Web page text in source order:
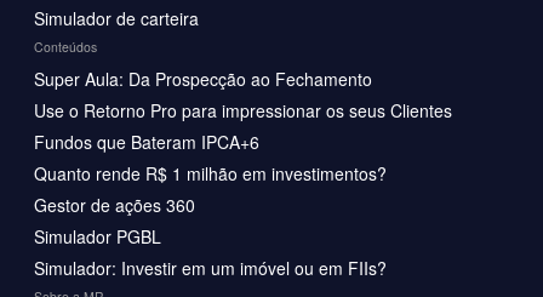
Simulador de carteira
Conteúdos
Super Aula: Da Prospecção ao Fechamento
Use o Retorno Pro para impressionar os seus Clientes
Fundos que Bateram IPCA+6
Quanto rende R$ 1 milhão em investimentos?
Gestor de ações 360
Simulador PGBL
Simulador: Investir em um imóvel ou em FIIs?